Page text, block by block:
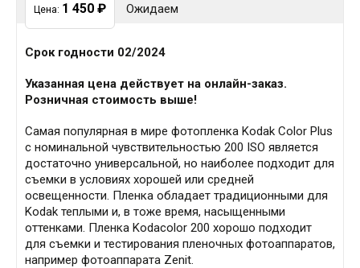
Цена: 1 450 ₽ Ожидаем
Срок годности 02/2024
Указанная цена действует на онлайн-заказ.
Розничная стоимость выше!
Самая популярная в мире фотопленка Kodak Color Plus
с номинальной чувствительностью 200 ISO является
достаточно универсальной, но наиболее подходит для
съемки в условиях хорошей или средней
освещенности. Пленка обладает традиционными для
Kodak теплыми и, в тоже время, насыщенными
оттенками. Пленка Kodacolor 200 хорошо подходит
для съемки и тестирования пленочных фотоаппаратов,
например фотоаппарата Zenit.